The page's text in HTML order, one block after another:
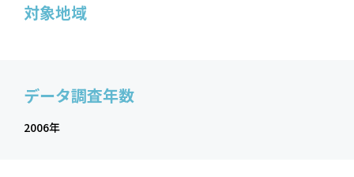
対象地域
データ調査年数
2006年